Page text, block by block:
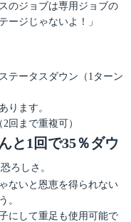
のジョブは専用ジョブの
ージじゃないよ！」
テータスダウン（1ターン
ります。
回まで重複可）
と1回で35％ダウ
ろしさ。
ないと恩恵を得られない
。
にして重足も使用可能で